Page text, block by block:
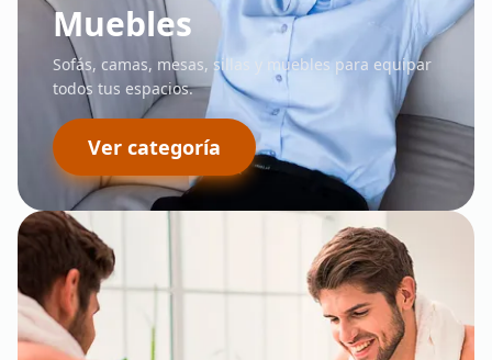
Muebles
Sofás, camas, mesas, sillas y muebles para equipar
todos tus espacios.
Ver categoría